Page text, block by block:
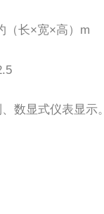
（长×宽×高） m
数显式仪表显示。